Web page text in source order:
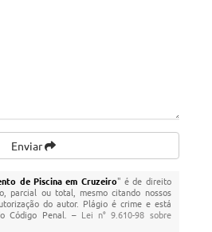
Enviar
de Piscina em Cruzeiro" é de direito
parcial ou total, mesmo citando nossos
do autor. Plágio é crime e está
Código Penal. – Lei n° 9.610-98 sobre